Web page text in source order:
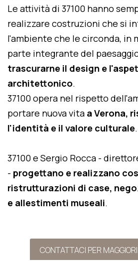
Le attività di 37100 hanno
realizzare costruzioni che si
l'ambiente che le circonda, in
parte integrante del
trascurarne il design e
architettonico.
37100 opera nel rispetto
portare nuova vita a Verona,
l'identità e il valore culturale.
37100 e Sergio Rocca -
- progettano e realizzano
ristrutturazioni di case,
e allestimenti museali.
CONTATTACI PER